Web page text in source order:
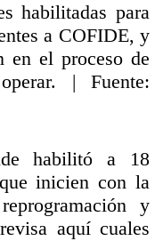
habilitadas para
a COFIDE, y
en el proceso de
| Fuente:
habilitó a 18
inicien con la
y
aquí cuales